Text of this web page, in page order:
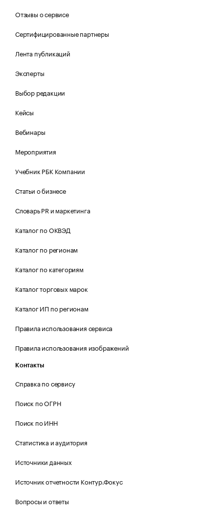
Отзывы о сервисе
Сертифицированные партнеры
Лента публикаций
Эксперты
Выбор редакции
Кейсы
Вебинары
Мероприятия
Учебник РБК Компании
Статьи о бизнесе
Словарь PR и маркетинга
Каталог по ОКВЭД
Каталог по регионам
Каталог по категориям
Каталог торговых марок
Каталог ИП по регионам
Правила использования сервиса
Правила использования изображений
Контакты
Справка по сервису
Поиск по ОГРН
Поиск по ИНН
Статистика и аудитория
Источники данных
Источник отчетности Контур.Фокус
Вопросы и ответы